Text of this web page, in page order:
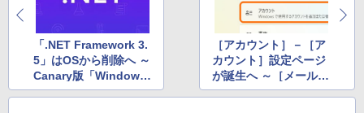
「.NET Framework 3.
5」はOSから削除へ ～
Canary版「Windows
11」でFOD提供が終了
［アカウント］－［ア
カウント］設定ページ
が誕生へ ～［メールと
アカウント］ページを